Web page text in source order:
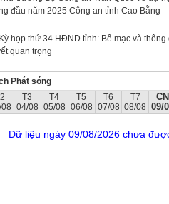
đầu năm 2025 Công an tỉnh Cao Bằng
họp thứ 34 HĐND tỉnh: Bế mạc và thông
quan trọng
Phát sóng
T3
04/08
T4
05/08
T5
06/08
T6
07/08
T7
08/08
CN
09/
Dữ liệu ngày 09/08/2026 chưa